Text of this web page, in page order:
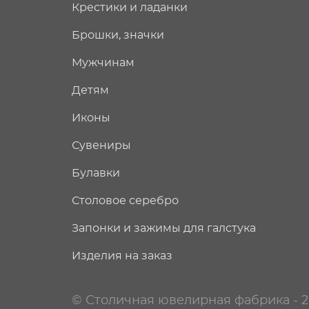
Крестики и ладанки
Брошки, значки
Мужчинам
Детям
Иконы
Сувениры
Булавки
Столовое серебро
Запонки и зажимы для галстука
Изделия на заказ
© Столичная ювелирная фабрика -